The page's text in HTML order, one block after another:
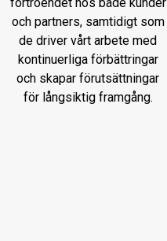
och partners, samtidigt som
de driver vårt arbete med
kontinuerliga förbättringar
och skapar förutsättningar
för långsiktig framgång.